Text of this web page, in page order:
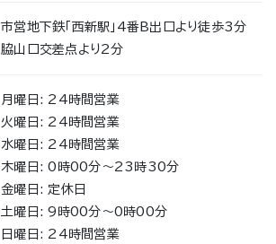
市営地下鉄「西新駅」4番B出口より徒歩3分
脇山口交差点より2分
月曜日: 24時間営業
火曜日: 24時間営業
水曜日: 24時間営業
木曜日: 0時00分～23時30分
金曜日: 定休日
土曜日: 9時00分～0時00分
日曜日: 24時間営業